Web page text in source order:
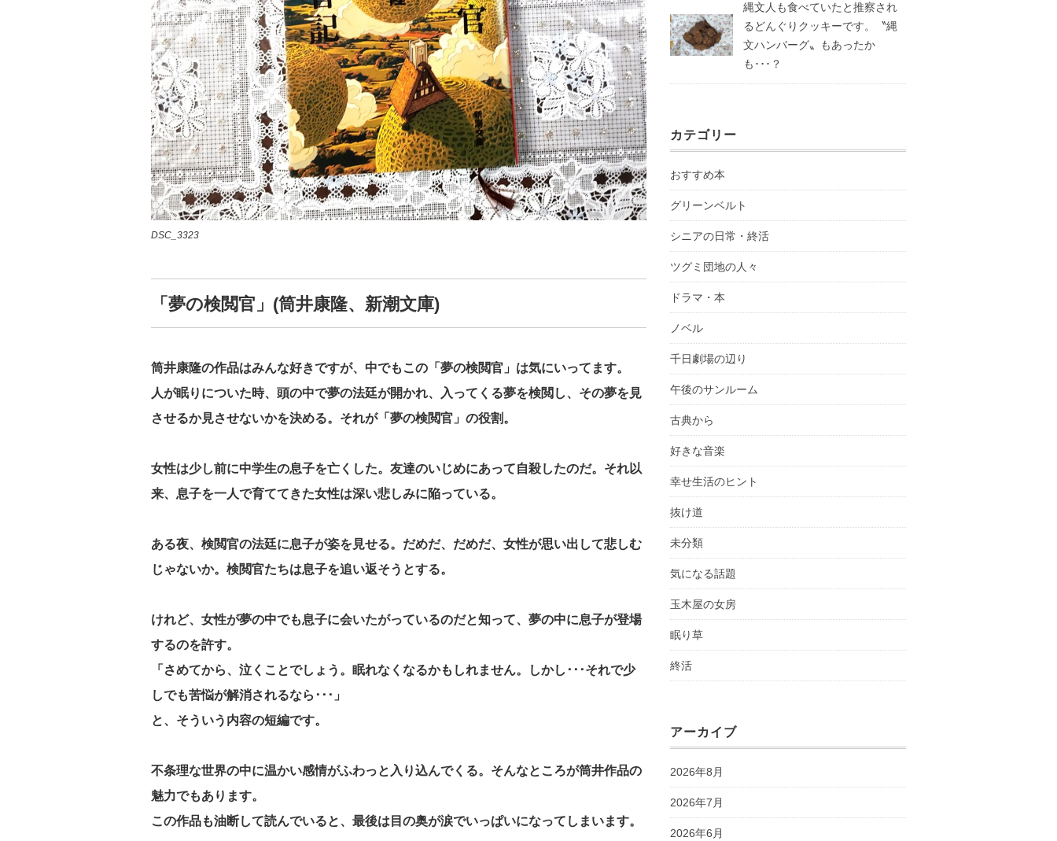
DSC_3323
「夢の検閲官」(筒井康隆、新潮文庫)
筒井康隆の作品はみんな好きですが、中でもこの「夢の検閲官」は気にいってます。
人が眠りについた時、頭の中で夢の法廷が開かれ、入ってくる夢を検閲し、その夢を見
させるか見させないかを決める。それが「夢の検閲官」の役割。
女性は少し前に中学生の息子を亡くした。友達のいじめにあって自殺したのだ。それ以
来、息子を一人で育ててきた女性は深い悲しみに陥っている。
ある夜、検閲官の法廷に息子が姿を見せる。だめだ、だめだ、女性が思い出して悲しむ
じゃないか。検閲官たちは息子を追い返そうとする。
けれど、女性が夢の中でも息子に会いたがっているのだと知って、夢の中に息子が登場
するのを許す。
「さめてから、泣くことでしょう。眠れなくなるかもしれません。しかし･･･それで少
しでも苦悩が解消されるなら･･･」
と、そういう内容の短編です。
不条理な世界の中に温かい感情がふわっと入り込んでくる。そんなところが筒井作品の
魅力でもあります。
この作品も油断して読んでいると、最後は目の奥が涙でいっぱいになってしまいます。
縄文人も食べていたと推察され
るどんぐりクッキーです。〝縄
文ハンバーグ〟もあったか
も･･･？
カテゴリー
おすすめ本
グリーンベルト
シニアの日常・終活
ツグミ団地の人々
ドラマ・本
ノベル
千日劇場の辺り
午後のサンルーム
古典から
好きな音楽
幸せ生活のヒント
抜け道
未分類
気になる話題
玉木屋の女房
眠り草
終活
アーカイブ
2026年8月
2026年7月
2026年6月